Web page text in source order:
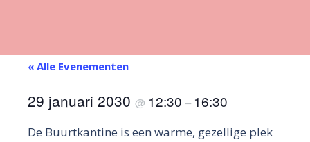
« Alle Evenementen
29 januari 2030 @ 12:30 – 16:30
De Buurtkantine is een warme, gezellige plek